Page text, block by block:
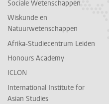
Sociale Wetenschappen
Wiskunde en
Natuurwetenschappen
Afrika-Studiecentrum Leiden
Honours Academy
ICLON
International Institute for
Asian Studies